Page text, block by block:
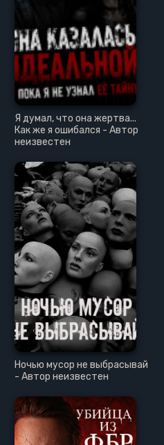
Я думал, что она жертва...
Как же я ошибался - Автор
неизвестен
Ночью мусор не выбрасывай
- Автор неизвестен